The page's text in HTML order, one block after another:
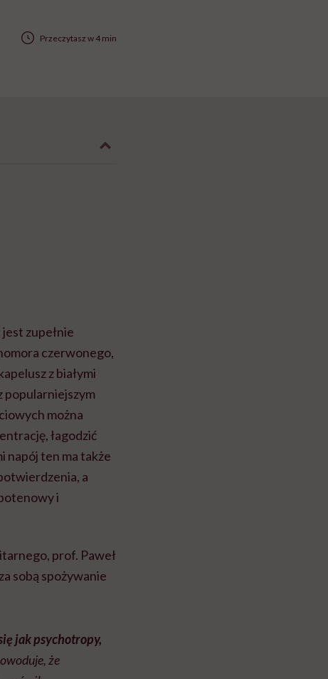
Przeczytasz w 4 min
zupełnie
czerwonego,
z białymi
popularniejszym
można
łagodzić
napój ten ma także
a
i
prof. Paweł
sobą spożywanie
jak psychotropy,
że